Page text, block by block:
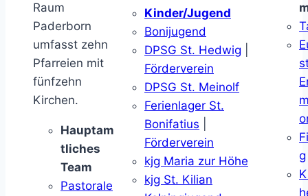
Raum
Paderborn
umfasst zehn
Pfarreien mit
fünfzehn
Kirchen.
Hauptam
tliches
Team
Pastorale
Kinder/Jugend
Bonijugend
DPSG St. Hedwig
Förderverein
DPSG St. Meinolf
Ferienlager St.
Bonifatius
Förderverein
kjg Maria zur Höhe
kjg St. Kilian
g